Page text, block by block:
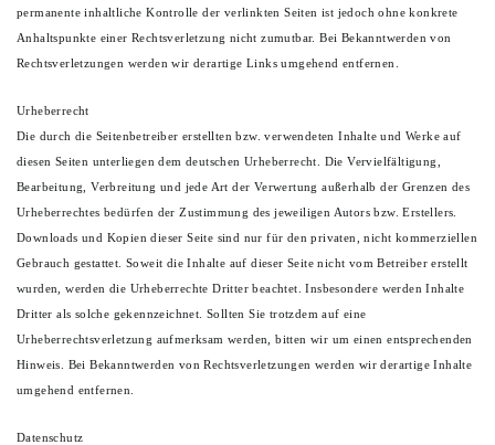
permanente inhaltliche Kontrolle der verlinkten Seiten ist jedoch ohne konkrete
Anhaltspunkte einer Rechtsverletzung nicht zumutbar. Bei Bekanntwerden von
Rechtsverletzungen werden wir derartige Links umgehend entfernen.
Urheberrecht
Die durch die Seitenbetreiber erstellten bzw. verwendeten Inhalte und Werke auf
diesen Seiten unterliegen dem deutschen Urheberrecht. Die Vervielfältigung,
Bearbeitung, Verbreitung und jede Art der Verwertung außerhalb der Grenzen des
Urheberrechtes bedürfen der Zustimmung des jeweiligen Autors bzw. Erstellers.
Downloads und Kopien dieser Seite sind nur für den privaten, nicht kommerziellen
Gebrauch gestattet. Soweit die Inhalte auf dieser Seite nicht vom Betreiber erstellt
wurden, werden die Urheberrechte Dritter beachtet. Insbesondere werden Inhalte
Dritter als solche gekennzeichnet. Sollten Sie trotzdem auf eine
Urheberrechtsverletzung aufmerksam werden, bitten wir um einen entsprechenden
Hinweis. Bei Bekanntwerden von Rechtsverletzungen werden wir derartige Inhalte
umgehend entfernen.
Datenschutz